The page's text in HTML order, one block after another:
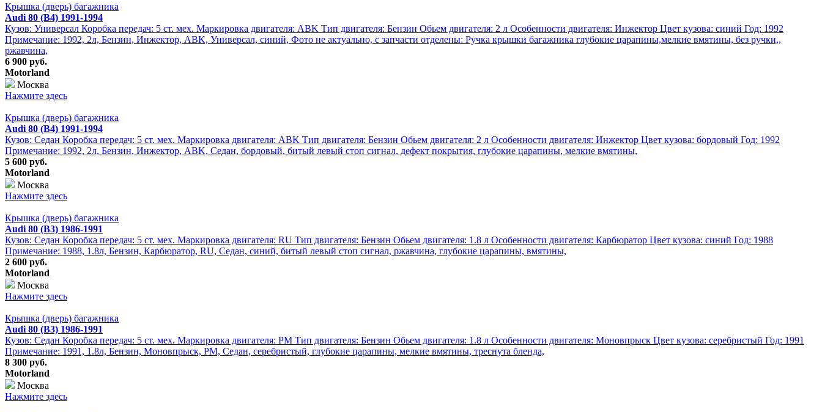
Крышка (дверь) багажника
Audi 80 (B4) 1991-1994
Кузов: Универсал Коробка передач: 5 ст. мех. Маркировка двигателя: ABK Тип двигателя: Бензин Обьем двигателя: 2 л Особенности двигателя: Инжектор Цвет кузова: синий Год: 1992
Примечание: 1992, 2л, Бензин, Инжектор, ABK, Универсал, синий, Фото не актуально, с запчасти отделены: Ручка крышки багажника глубокие царапины,мелкие вмятины, без ручки,,
ржавчина,
6 900 руб.
Motorland
Москва
Нажмите здесь
Крышка (дверь) багажника
Audi 80 (B4) 1991-1994
Кузов: Седан Коробка передач: 5 ст. мех. Маркировка двигателя: ABK Тип двигателя: Бензин Обьем двигателя: 2 л Особенности двигателя: Инжектор Цвет кузова: бордовый Год: 1992
Примечание: 1992, 2л, Бензин, Инжектор, ABK, Седан, бордовый, битый левый стоп сигнал, дефект покрытия, глубокие царапины, мелкие вмятины,
5 600 руб.
Motorland
Москва
Нажмите здесь
Крышка (дверь) багажника
Audi 80 (B3) 1986-1991
Кузов: Седан Коробка передач: 5 ст. мех. Маркировка двигателя: RU Тип двигателя: Бензин Обьем двигателя: 1.8 л Особенности двигателя: Карбюратор Цвет кузова: синий Год: 1988
Примечание: 1988, 1.8л, Бензин, Карбюратор, RU, Седан, синий, битый левый стоп сигнал, ржавчина, глубокие царапины, вмятины,
2 600 руб.
Motorland
Москва
Нажмите здесь
Крышка (дверь) багажника
Audi 80 (B3) 1986-1991
Кузов: Седан Коробка передач: 5 ст. мех. Маркировка двигателя: PM Тип двигателя: Бензин Обьем двигателя: 1.8 л Особенности двигателя: Моновпрыск Цвет кузова: серебристый Год: 1991
Примечание: 1991, 1.8л, Бензин, Моновпрыск, PM, Седан, серебристый, глубокие царапины, мелкие вмятины, треснута бленда,
8 300 руб.
Motorland
Москва
Нажмите здесь